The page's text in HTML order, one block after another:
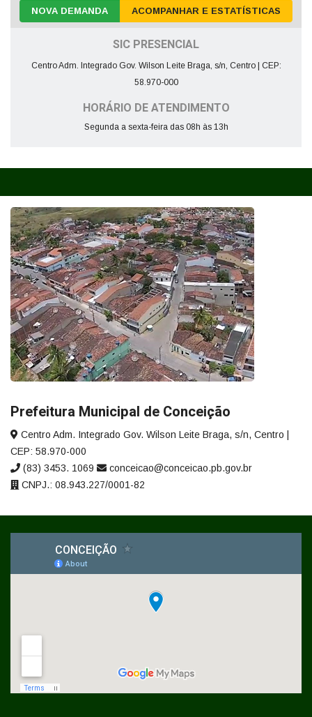
NOVA DEMANDA ACOMPANHAR E ESTATÍSTICAS
SIC PRESENCIAL
Centro Adm. Integrado Gov. Wilson Leite Braga, s/n, Centro | CEP:
58.970-000
HORÁRIO DE ATENDIMENTO
Segunda a sexta-feira das 08h às 13h
Prefeitura Municipal de Conceição
Centro Adm. Integrado Gov. Wilson Leite Braga, s/n, Centro |
CEP: 58.970-000
(83) 3453. 1069
conceicao@conceicao.pb.gov.br
CNPJ.: 08.943.227/0001-82